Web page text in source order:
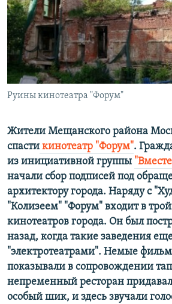
РАСПИСАНИЕ ВЕЩАНИЯ
ПОДПИШИТЕСЬ НА РАССЫЛКУ
СОЦИАЛЬНЫЕ СЕТИ
Все сайты РСЕ/РС
Руины кинотеатра "Форум"
Жители Мещанского района
спасти кинотеатр "Форум".
из инициативной группы
начали сбор подписей под
архитектору города. Наряду с
"Колизеем" "Форум" входит в
кинотеатров города. Он был
назад, когда такие заведения
"электротеатрами". Немые
показывали в сопровождении
непременный ресторан
особый шик, и здесь звучали